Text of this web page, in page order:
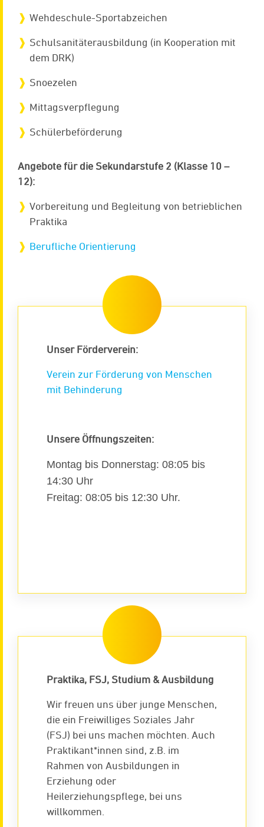
Wehdeschule-Sportabzeichen
Schulsanitäterausbildung (in Kooperation mit
dem DRK)
Snoezelen
Mittagsverpflegung
Schülerbeförderung
Angebote für die Sekundarstufe 2 (Klasse 10 –
12):
Vorbereitung und Begleitung von betrieblichen
Praktika
Berufliche Orientierung
Unser Förderverein:
Verein zur Förderung von Menschen
mit Behinderung
Unsere Öffnungszeiten:
Montag bis Donnerstag: 08:05 bis
14:30 Uhr
Freitag: 08:05 bis 12:30 Uhr.
Praktika, FSJ, Studium & Ausbildung
Wir freuen uns über junge Menschen,
die ein Freiwilliges Soziales Jahr
(FSJ) bei uns machen möchten. Auch
Praktikant*innen sind, z.B. im
Rahmen von Ausbildungen in
Erziehung oder
Heilerziehungspflege, bei uns
willkommen.